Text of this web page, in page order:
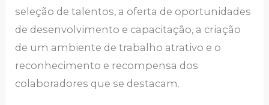
seleção de talentos, a oferta de oportunidades
de desenvolvimento e capacitação, a criação
de um ambiente de trabalho atrativo e o
reconhecimento e recompensa dos
colaboradores que se destacam.